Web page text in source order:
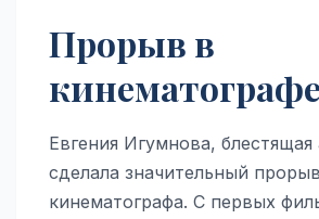
Прорыв в
кинематографе
Евгения Игумнова, блестящая
сделала значительный
кинематографа. С первых